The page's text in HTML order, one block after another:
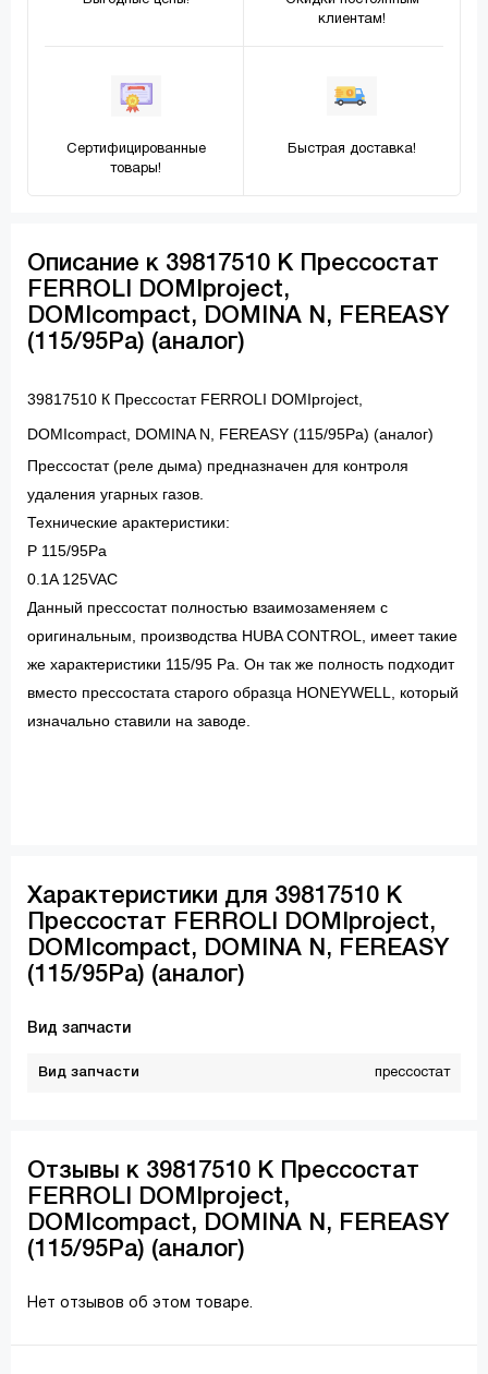
клиентам!
Сертифицированные
товары!
Быстрая доставка!
Описание к 39817510 К Прессостат
FERROLI DOMIproject,
DOMIcompact, DOMINA N, FEREASY
(115/95Pa) (аналог)
39817510 К Прессостат FERROLI DOMIproject,
DOMIcompact, DOMINA N, FEREASY (115/95Pa) (аналог)
Прессостат (реле дыма) предназначен для контроля
удаления угарных газов.
Технические арактеристики:
P 115/95Pa
0.1A 125VAC
Данный прессостат полностью взаимозаменяем с
оригинальным, производства HUBA CONTROL, имеет такие
же характеристики 115/95 Pa. Он так же полность подходит
вместо прессостата старого образца HONEYWELL, который
изначально ставили на заводе.
Характеристики для 39817510 К
Прессостат FERROLI DOMIproject,
DOMIcompact, DOMINA N, FEREASY
(115/95Pa) (аналог)
Вид запчасти
Вид запчасти прессостат
Отзывы к 39817510 К Прессостат
FERROLI DOMIproject,
DOMIcompact, DOMINA N, FEREASY
(115/95Pa) (аналог)
Нет отзывов об этом товаре.